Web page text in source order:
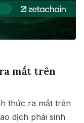
mắt trên
thức ra mắt trên
dịch phái sinh